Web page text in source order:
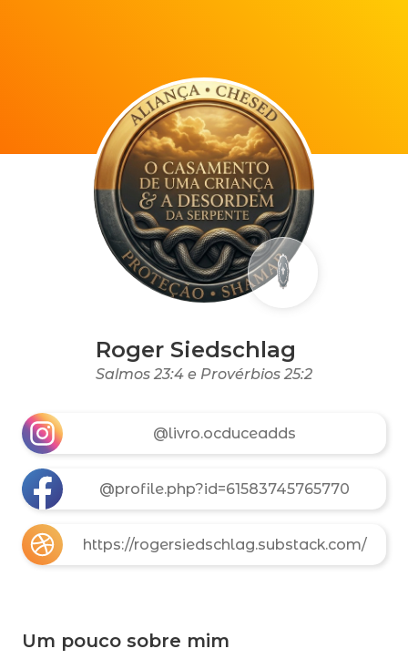
Roger Siedschlag
Salmos 23:4 e Provérbios 25:2
@livro.ocduceadds
@profile.php?id=61583745765770
https://rogersiedschlag.substack.com/
Um pouco sobre mim